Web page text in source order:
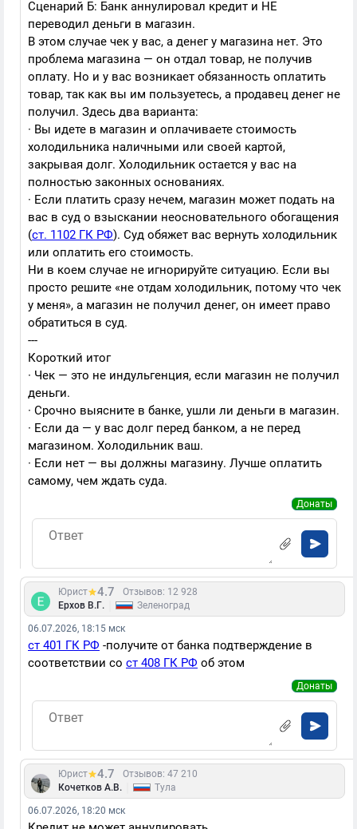
Сценарий Б: Банк аннулировал кредит и НЕ
переводил деньги в магазин.
В этом случае чек у вас, а денег у магазина нет. Это
проблема магазина — он отдал товар, не получив
оплату. Но и у вас возникает обязанность оплатить
товар, так как вы им пользуетесь, а продавец денег не
получил. Здесь два варианта:
· Вы идете в магазин и оплачиваете стоимость
холодильника наличными или своей картой,
закрывая долг. Холодильник остается у вас на
полностью законных основаниях.
· Если платить сразу нечем, магазин может подать на
вас в суд о взыскании неосновательного обогащения
(ст. 1102 ГК РФ). Суд обяжет вас вернуть холодильник
или оплатить его стоимость.
Ни в коем случае не игнорируйте ситуацию. Если вы
просто решите «не отдам холодильник, потому что чек
у меня», а магазин не получил денег, он имеет право
обратиться в суд.
---
Короткий итог
· Чек — это не индульгенция, если магазин не получил
деньги.
· Срочно выясните в банке, ушли ли деньги в магазин.
· Если да — у вас долг перед банком, а не перед
магазином. Холодильник ваш.
· Если нет — вы должны магазину. Лучше оплатить
самому, чем ждать суда.
Донаты
Юрист 4.7
Отзывов: 12 928
Ерхов В.Г.
Зеленоград
06.07.2026, 18:15 мск
ст 401 ГК РФ -получите от банка подтверждение в
соответствии со ст 408 ГК РФ об этом
Донаты
Юрист 4.7
Отзывов: 47 210
Кочетков А.В.
Тула
06.07.2026, 18:20 мск